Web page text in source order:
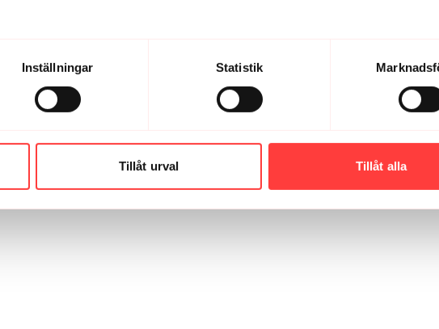
Inställningar Statistik
Tillåt urval Tillåt alla